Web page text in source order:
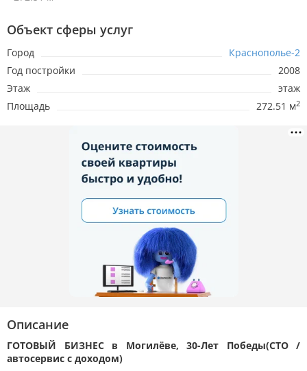
Объект сферы услуг
Город
Краснополье-2
Год постройки
2008
Этаж
этаж
Площадь
272.51 м2
Описание
ГОТОВЫЙ БИЗНЕС в Могилёве, 30-Лет Победы(СТО /
автосервис с доходом)